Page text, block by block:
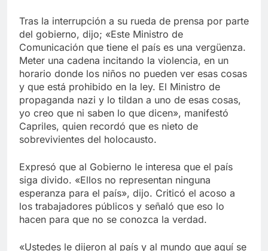
Tras la interrupción a su rueda de prensa por parte
del gobierno, dijo; «Este Ministro de
Comunicación que tiene el país es una vergüenza.
Meter una cadena incitando la violencia, en un
horario donde los niños no pueden ver esas cosas
y que está prohibido en la ley. El Ministro de
propaganda nazi y lo tildan a uno de esas cosas,
yo creo que ni saben lo que dicen», manifestó
Capriles, quien recordó que es nieto de
sobrevivientes del holocausto.
Expresó que al Gobierno le interesa que el país
siga divido. «Ellos no representan ninguna
esperanza para el país», dijo. Criticó el acoso a
los trabajadores públicos y señaló que eso lo
hacen para que no se conozca la verdad.
«Ustedes le dijeron al país y al mundo que aquí se